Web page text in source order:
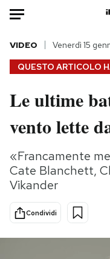
HOME
Italia
Politica
Tecnologia
Internet
Scienza
Cultura
Economia
QUESTO ARTICOLO
VIDEO Venerdì 15
Le ultime
vento lette
«Francamente
Cate Blanchett,
Vikander
Condividi